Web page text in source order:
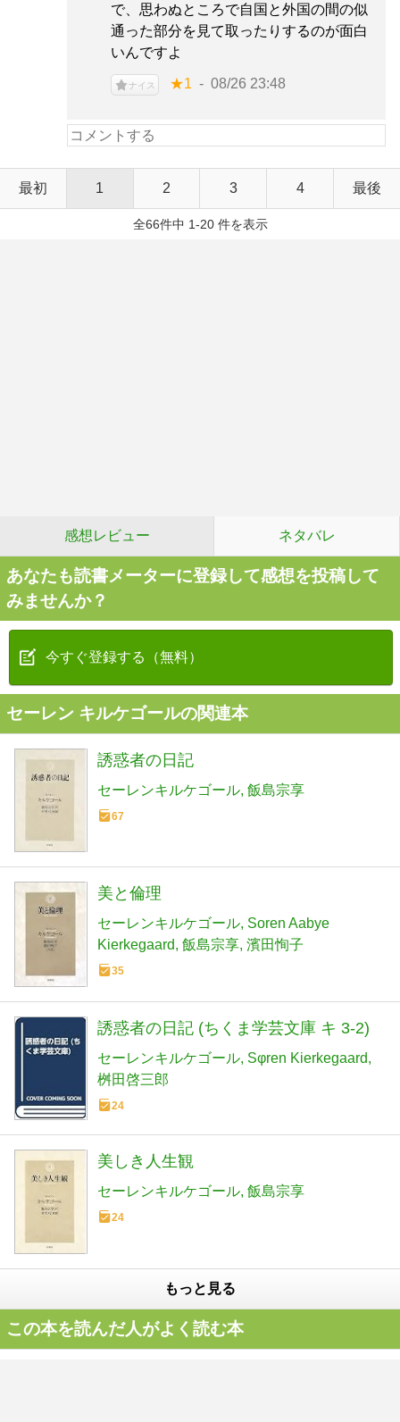
で、思わぬところで自国と外国の間の似
通った部分を見て取ったりするのが面白
いんですよ
ナイス ★1 08/26 23:48
最初 1 2 3 4 最後
全66件中 1-20 件を表示
感想レビュー ネタバレ
あなたも読書メーターに登録して感想を投稿して
みませんか？
今すぐ登録する（無料）
セーレン キルケゴールの関連本
誘惑者の日記
セーレンキルケゴール 飯島宗享
67
美と倫理
セーレンキルケゴール Soren Aabye
Kierkegaard 飯島宗享 濱田恂子
35
誘惑者の日記 (ちくま学芸文庫 キ 3-2)
セーレンキルケゴール Sφren Kierkegaard
桝田啓三郎
24
美しき人生観
セーレンキルケゴール 飯島宗享
24
もっと見る
この本を読んだ人がよく読む本